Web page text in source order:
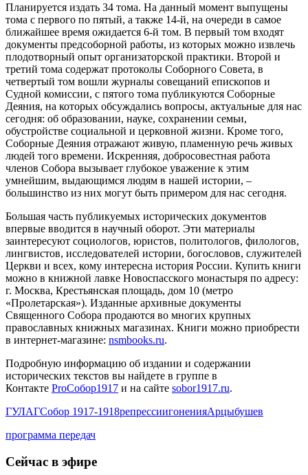
Планируется издать 34 тома. На данный момент выпущены
тома с первого по пятый, а также 14-й, на очереди в самое
ближайшее время ожидается 6-й том. В первый том входят
документы предсоборной работы, из которых можно извлечь
плодотворный опыт организаторской практики. Второй и
третий тома содержат протоколы Соборного Совета, в
четвертый том вошли журналы совещаний епископов и
Судной комиссии, с пятого тома публикуются Соборные
Деяния, на которых обсуждались вопросы, актуальные для нас
сегодня: об образовании, науке, сохранении семьи,
обустройстве социальной и церковной жизни. Кроме того,
Соборные Деяния отражают живую, пламенную речь живых
людей того времени. Искренняя, добросовестная работа
членов Собора вызывает глубокое уважение к этим
умнейшим, выдающимся людям в нашей истории, –
большинство из них могут быть примером для нас сегодня.
Большая часть публикуемых исторических документов
впервые вводится в научный оборот. Эти материалы
заинтересуют социологов, юристов, политологов, филологов,
лингвистов, исследователей истории, богословов, служителей
Церкви и всех, кому интересна история России. Купить книги
можно в книжной лавке Новоспасского монастыря по адресу:
г. Москва, Крестьянская площадь, дом 10 (метро
«Пролетарская»). Изданные архивные документы
Священного Собора продаются во многих крупных
православных книжных магазинах. Книги можно приобрести
в интернет-магазине: nsmbooks.ru.
Подробную информацию об издании и содержании
исторических текстов вы найдете в группе в
Контакте ProСобор1917 и на сайте sobor1917.ru.
ГУЛАГСобор 1917-1918репрессиигоненияАрцыбушев
программа передач
Сейчас в эфире